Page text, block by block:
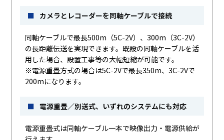
■ カメラとレコーダーを同軸ケーブルで接続
同軸ケーブルで最長500m（5C-2V）、300m（3C-2V）
の長距離伝送を実現できます。既設の同軸ケーブルを活
用した場合、設置工事等の大幅短縮が可能です。
※電源重畳方式の場合は5C-2Vで最長350m、3C-2Vで
200mになります。
■ 電源重畳／別送式、いずれのシステムにも対応
電源重畳式は同軸ケーブル一本で映像出力・電源供給が